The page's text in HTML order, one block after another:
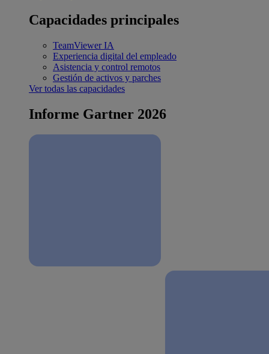
Capacidades principales
TeamViewer IA
Experiencia digital del empleado
Asistencia y control remotos
Gestión de activos y parches
Ver todas las capacidades
Informe Gartner 2026